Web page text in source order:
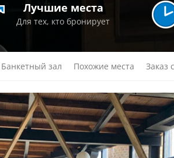
Лучшие места
Для тех, кто бронирует
Банкетный зал Похожие места Заказ